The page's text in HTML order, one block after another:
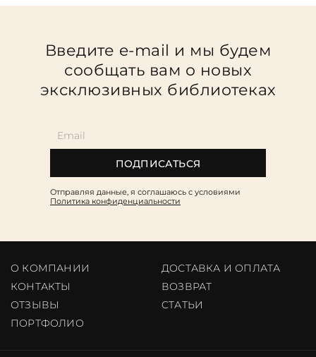
Введите e-mail и мы будем
сообщать вам о новых
эксклюзивных библиотеках
ПОДПИСАТЬСЯ
Отправляя данные, я соглашаюсь c условиями
Политика конфиденциальности
О КОМПАНИИ
ДОСТАВКА И ОПЛАТА
КОНТАКТЫ
ВОЗВРАТ
ОТЗЫВЫ
CТАТЬИ
ПОРТФОЛИО